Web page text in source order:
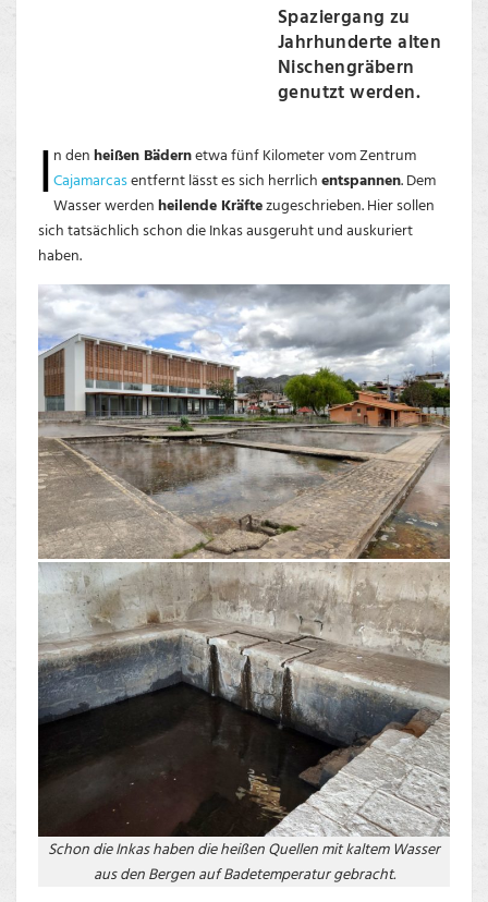
Spaziergang zu
Jahrhunderte alten
Nischengräbern
genutzt werden.
I n denheißen Bädernetwa fünf Kilometer vom Zentrum
Cajamarcasentfernt lässt es sich herrlichentspannen. Dem
Wasser werdenheilende Kräftezugeschrieben. Hier sollen
sich tatsächlich schon die Inkas ausgeruht und auskuriert
haben.
Schon die Inkas haben die heißen Quellen mit kaltem Wasser
aus den Bergen auf Badetemperatur gebracht.